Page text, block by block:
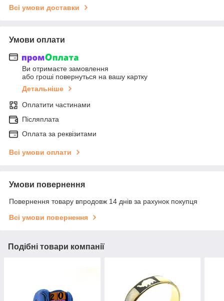
Всі умови доставки
Умови оплати
Ви отримаєте замовлення
або гроші повернуться на вашу картку
Детальніше
Оплатити частинами
Післяплата
Оплата за реквізитами
Всі умови оплати
Умови повернення
Повернення товару впродовж 14 днів за рахунок покупця
Всі умови повернення
Подібні товари компанії